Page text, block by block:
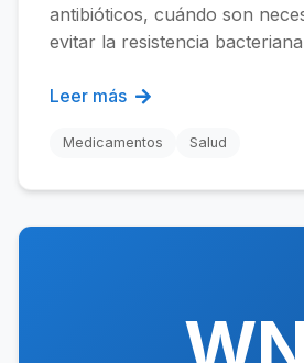
antibióticos, cuándo son
evitar la resistencia
Leer más
Medicamentos Salud